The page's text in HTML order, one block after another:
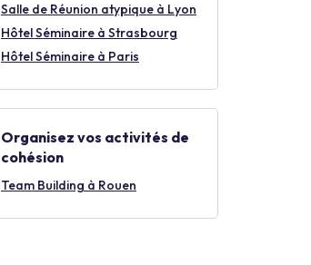
Salle de Réunion atypique à Lyon
Hôtel Séminaire à Strasbourg
Hôtel Séminaire à Paris
Organisez vos activités de
cohésion
Team Building à Rouen